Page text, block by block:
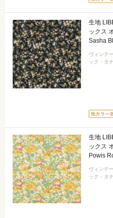
生地
ックス
Sasha
ヴィンテ
ック・タ
生地
ックス
Powis
ヴィンテ
ック・タ